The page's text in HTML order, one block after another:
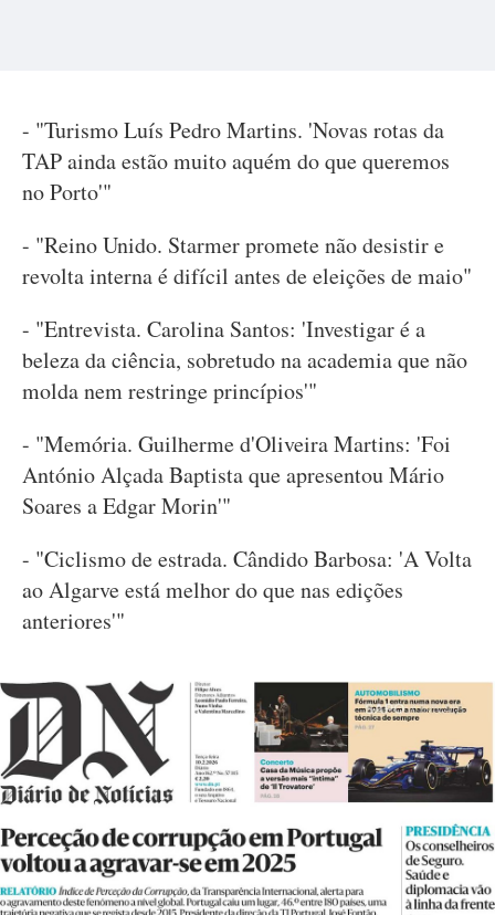
- "Turismo Luís Pedro Martins. 'Novas rotas da
TAP ainda estão muito aquém do que queremos
no Porto'"
- "Reino Unido. Starmer promete não desistir e
revolta interna é difícil antes de eleições de maio"
- "Entrevista. Carolina Santos: 'Investigar é a
beleza da ciência, sobretudo na academia que não
molda nem restringe princípios'"
- "Memória. Guilherme d'Oliveira Martins: 'Foi
António Alçada Baptista que apresentou Mário
Soares a Edgar Morin'"
- "Ciclismo de estrada. Cândido Barbosa: 'A Volta
ao Algarve está melhor do que nas edições
anteriores'"